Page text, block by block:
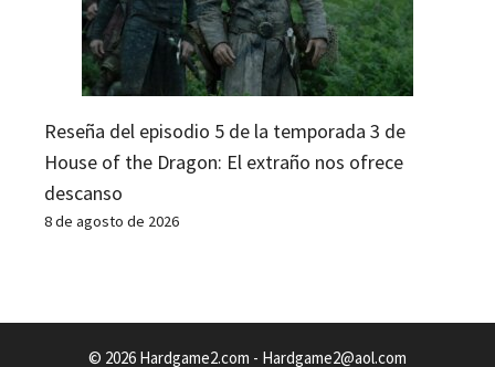
Reseña del episodio 5 de la temporada 3 de
House of the Dragon: El extraño nos ofrece
descanso
8 de agosto de 2026
© 2026 Hardgame2.com - Hardgame2@aol.com